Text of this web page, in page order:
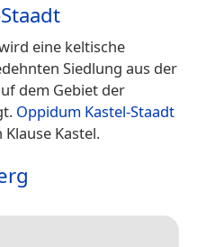
eine keltische
Siedlung aus der
dem Gebiet der
Oppidum Kastel-Staadt
Kastel.